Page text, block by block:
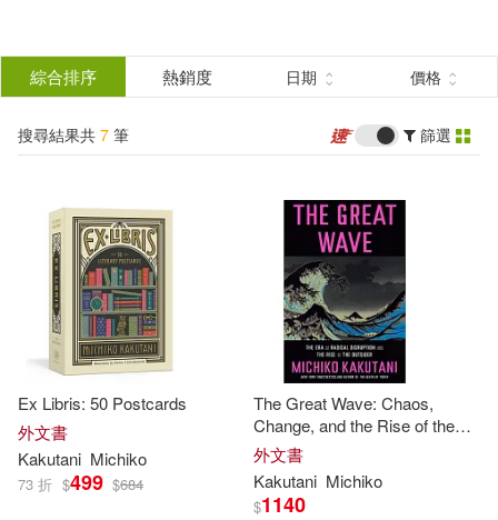
結
分類 (單選)
所有商品(7) 圖書(7)
作者 (可複選)
Kakutani(5) Michiko(5)
Bookhabits(1)
Michiko Kakutani(1)
綜合排序 熱銷度 日期 價格
搜尋結果共 7 筆 篩選
Ex Libris: 50 Postcards
外文書
Kakutani Michiko
73 折 $499 $684
The Great Wave: Chaos,
Change, and the Rise of the
Outsider
外文書
Kakutani Michiko
$1140